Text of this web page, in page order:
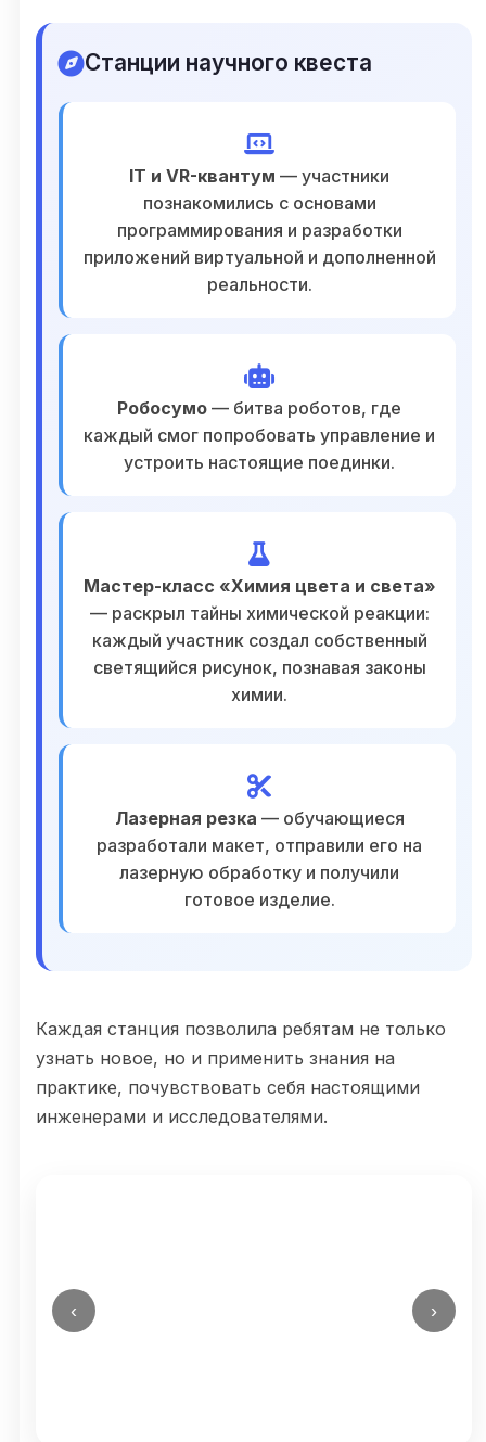
Станции научного квеста
IT и VR-квантум — участники
познакомились с основами
программирования и разработки
приложений виртуальной и дополненной
реальности.
Робосумо — битва роботов, где
каждый смог попробовать управление и
устроить настоящие поединки.
Мастер-класс «Химия цвета и света»
— раскрыл тайны химической реакции:
каждый участник создал собственный
светящийся рисунок, познавая законы
химии.
Лазерная резка — обучающиеся
разработали макет, отправили его на
лазерную обработку и получили
готовое изделие.
Каждая станция позволила ребятам не только
узнать новое, но и применить знания на
практике, почувствовать себя настоящими
инженерами и исследователями.
‹ ›